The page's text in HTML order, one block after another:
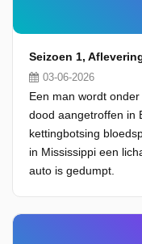
Seizoen 1,
03-06-2026
Een man wordt
dood aangetroffen in
kettingbotsing
in Mississippi een
auto is gedumpt.